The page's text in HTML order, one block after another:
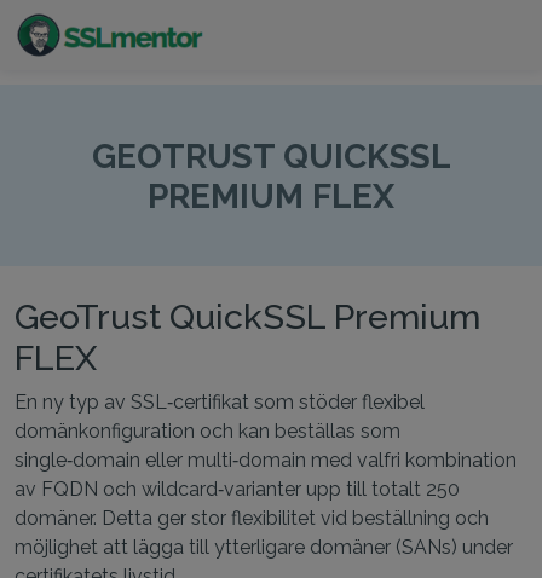
internetprojekt.
GEOTRUST QUICKSSL
PREMIUM FLEX
GeoTrust QuickSSL Premium
FLEX
En ny typ av SSL‑certifikat som stöder flexibel
domänkonfiguration och kan beställas som
single‑domain eller multi‑domain med valfri kombination
av FQDN och wildcard‑varianter upp till totalt 250
domäner. Detta ger stor flexibilitet vid beställning och
möjlighet att lägga till ytterligare domäner (SANs) under